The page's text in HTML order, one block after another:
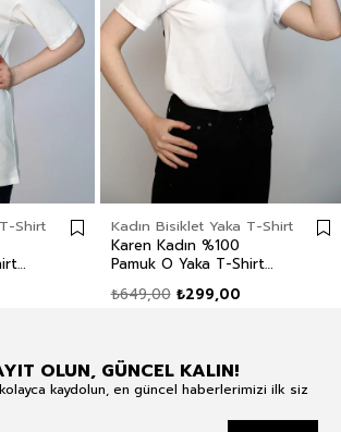
Shirt
Kadın Bisiklet Yaka T-Shirt
Karen Kadın %100
Pamuk O Yaka T-Shirt
₺299,00
₺649,00
OLUN, GÜNCEL KALIN!
kaydolun, en güncel haberlerimizi ilk siz